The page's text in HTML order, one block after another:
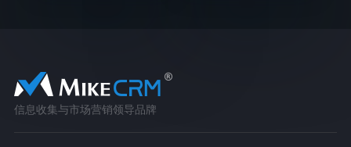
信息收集与市场营销领导品牌